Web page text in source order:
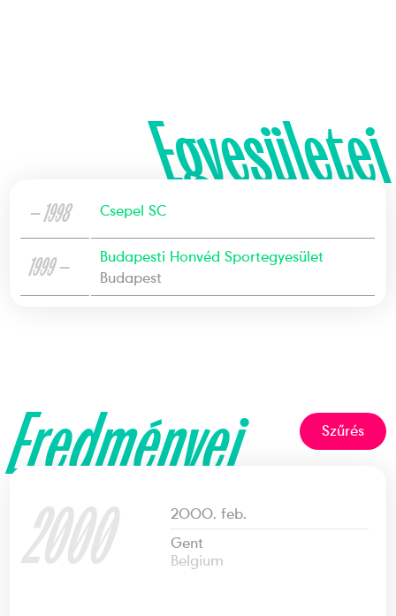
Egyesületei
— 1998 Csepel SC
1999 —
Budapesti Honvéd Sportegyesület
Budapest
Eredményei Szűrés
2000
2000. feb.
Gent
Belgium